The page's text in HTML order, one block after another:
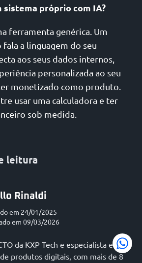
próprio com IA?
ferramenta genérica. Um
a linguagem do seu
aos seus dados internos,
personalizada ao seu
monetizado como produto.
usar uma calculadora e ter
sob medida.
leitura
Rinaldi
em 24/01/2025
em 09/03/2026
da KXP Tech e especialista em
produtos digitais, com mais de 8